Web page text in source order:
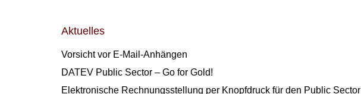
Aktuelles
Vorsicht vor E-Mail-Anhängen
DATEV Public Sector – Go for Gold!
Elektronische Rechnungsstellung per Knopfdruck für den Public Sector